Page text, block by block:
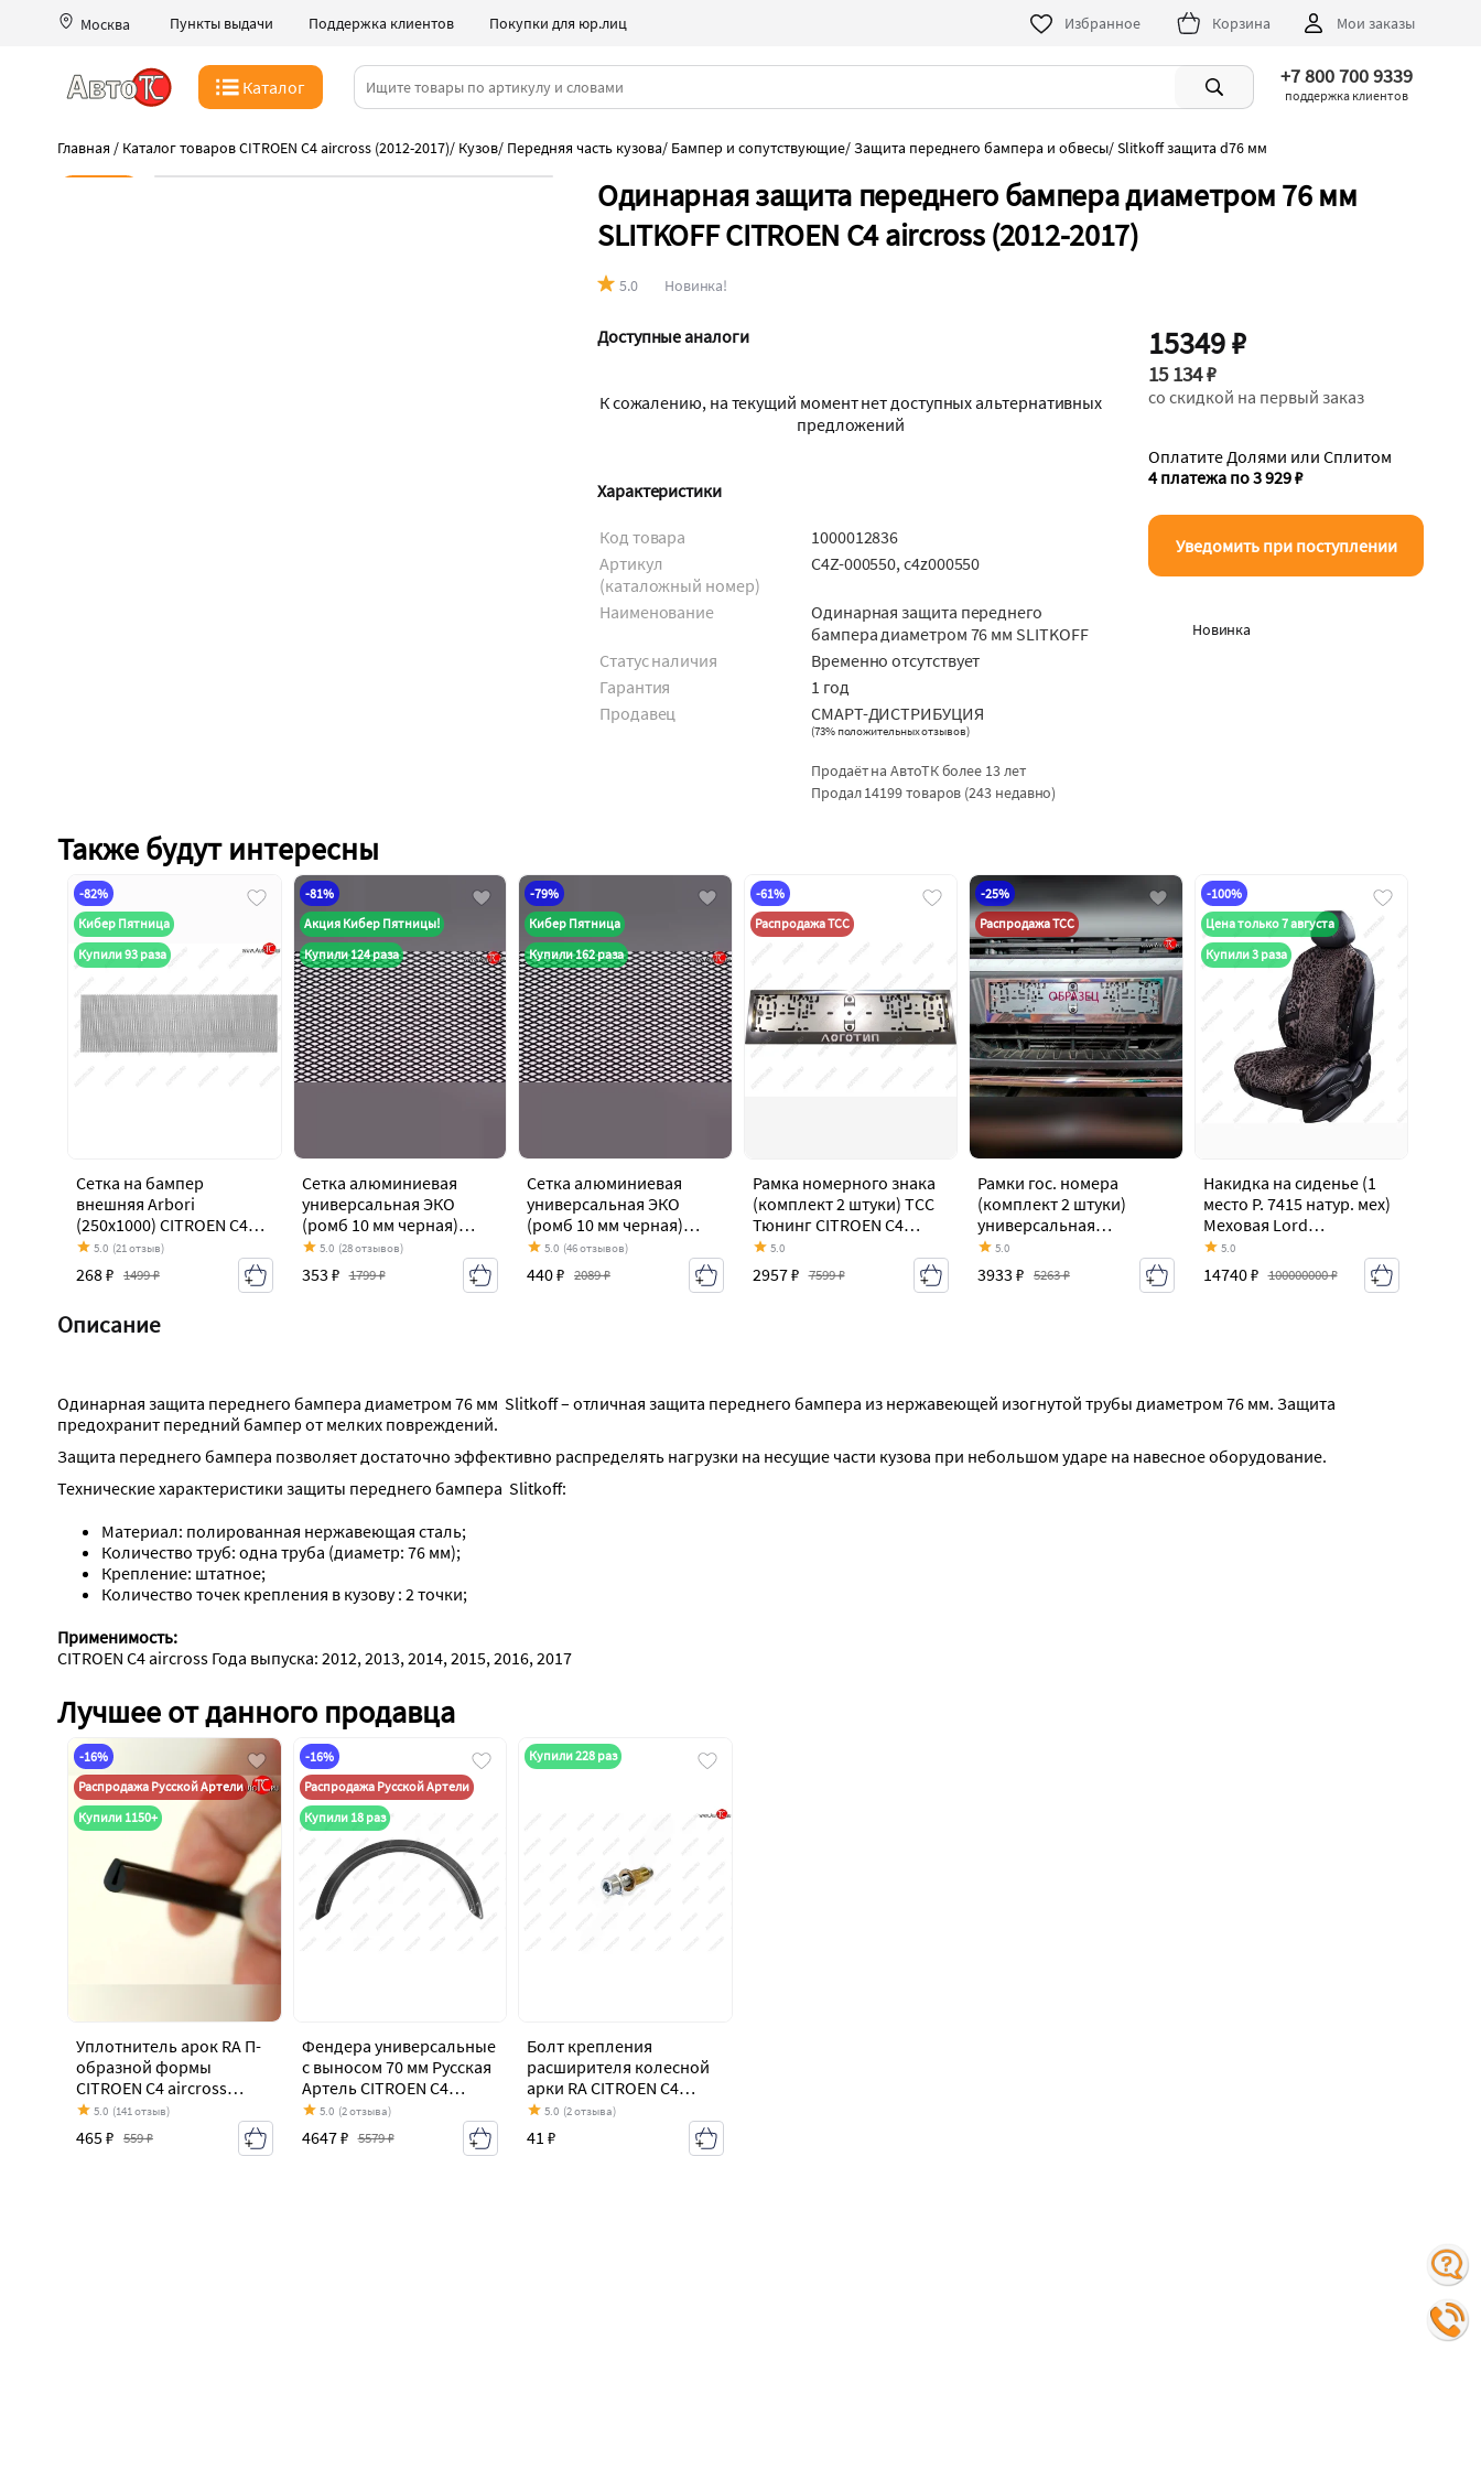
Москва Пункты выдачи Поддержка клиентов Покупки для юр.лиц Избранное Корзина Мои заказы
Каталог +7 800 700 9339
поддержка клиентов
Главная / Каталог товаров CITROEN C4 aircross (2012-2017)/ Кузов/ Передняя часть кузова/ Бампер и сопутствующие/Защита переднего бампера и обвесы/Slitkoff защита d76 мм
Одинарная защита переднего бампера диаметром 76 мм
SLITKOFF CITROEN C4 aircross (2012-2017)
5.0 Новинка!
Доступные аналоги
К сожалению, на текущий момент нет доступных альтернативных
предложений
Характеристики
Код товара
1000012836
Артикул
(каталожный номер)
C4Z-000550, c4z000550
Наименование
Одинарная защита переднего
бампера диаметром 76 мм SLITKOFF
Статус наличия
Временно отсутствует
Гарантия
1 год
Продавец
СМАРТ-ДИСТРИБУЦИЯ
(73% положительных отзывов)
Продаёт на АвтоТК более 13 лет
Продал 14199 товаров (243 недавно)
15349 ₽
15 134 ₽
со скидкой на первый заказ
Оплатите Долями или Сплитом
4 платежа по 3 929 ₽
Уведомить при поступлении
Новинка
Также будут интересны
-82%
Кибер Пятница
Купили 93 раза
Сетка на бампер
внешняя Arbori
(250х1000) CITROEN C4
aircross (2012-2017)
5.0 (21 отзыв)
268 ₽ 1499 ₽
-81%
Акция Кибер Пятницы!
Купили 124 раза
Сетка алюминиевая
универсальная ЭКО
(ромб 10 мм черная)
250x1000 mm CITROEN C4
aircross (2012-2017)
5.0 (28 отзывов)
353 ₽ 1799 ₽
-79%
Кибер Пятница
Купили 162 раза
Сетка алюминиевая
универсальная ЭКО
(ромб 10 мм черная)
CITROEN C4 aircross
(2012-2017)
5.0 (46 отзывов)
440 ₽ 2089 ₽
-61%
Распродажа ТСС
Рамка номерного знака
(комплект 2 штуки) ТСС
Тюнинг CITROEN C4
aircross (2012-2017)
5.0
2957 ₽ 7599 ₽
-25%
Распродажа ТСС
Рамки гос. номера
(комплект 2 штуки)
универсальная
(комплект 2 штуки) TCC
CITROEN C4 aircross
(2012-2017)
5.0
3933 ₽ 5263 ₽
-100%
Цена только 7 августа
Купили 3 раза
Накидка на сиденье (1
место Р. 7415 натур. мех)
Меховая Lord
Autofashion CITROEN C4
aircross (2012-2017)
5.0
14740 ₽ 100000000 ₽
Описание
Одинарная защита переднего бампера диаметром 76 мм  Slitkoff – отличная защита переднего бампера из нержавеющей изогнутой трубы диаметром 76 мм. Защита
предохранит передний бампер от мелких повреждений.
Защита переднего бампера позволяет достаточно эффективно распределять нагрузки на несущие части кузова при небольшом ударе на навесное оборудование.
Технические характеристики защиты переднего бампера  Slitkoff:
Материал: полированная нержавеющая сталь;
Количество труб: одна труба (диаметр: 76 мм);
Крепление: штатное;
Количество точек крепления в кузову : 2 точки;
Применимость:
CITROEN C4 aircross Года выпуска: 2012, 2013, 2014, 2015, 2016, 2017
Лучшее от данного продавца
-16%
Распродажа Русской Артели
Купили 1150+
Уплотнитель арок RA П-
образной формы
CITROEN C4 aircross
(2012-2017)
5.0 (141 отзыв)
465 ₽ 559 ₽
-16%
Распродажа Русской Артели
Купили 18 раз
Фендера универсальные
с выносом 70 мм Русская
Артель CITROEN C4
aircross (2012-2017)
5.0 (2 отзыва)
4647 ₽ 5579 ₽
Купили 228 раз
Болт крепления
расширителя колесной
арки RA CITROEN C4
aircross (2012-2017)
5.0 (2 отзыва)
41 ₽